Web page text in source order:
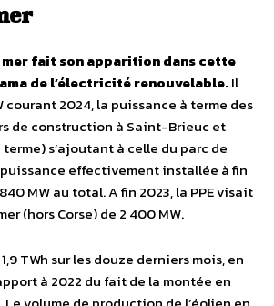
mer fait son apparition dans cette
de l’électricité renouvelable.Il
courant 2024, la puissance à terme des
de construction à Saint-Brieuc et
terme) s’ajoutant à celle du parc de
effectivement installée à fin
MW au total. A fin 2023, la PPE visait
(hors Corse) de 2 400 MW.
TWh sur les douze derniers mois, en
à 2022 du fait de la montée en